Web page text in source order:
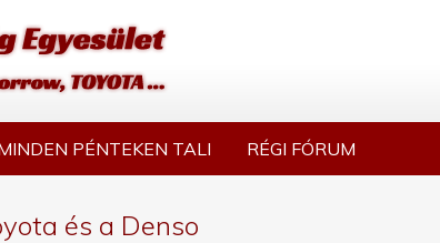
PÉNTEKEN TALI RÉGI FÓRUM
és a Denso